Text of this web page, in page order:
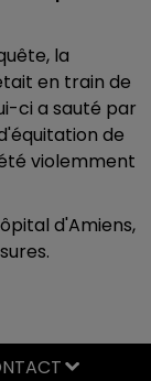
la
en train de
ci a sauté par
de
violemment
d'Amiens,